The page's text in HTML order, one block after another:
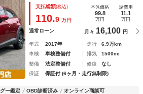
ランスソナー ブラインドスポット
支払総額(税込)
110.9 万円
本体価格
99.8
万円
諸費用
11.1
万円
通常ローン 月々 16,100 円
年式 2017年 走行
6.9万km
車検
車検整備付 排気
1500cc
整備
法定整備付 修復
なし
保証
保証付 (6ヶ月・走行無制限)
グー鑑定 OBD診断済み
オンライン商談可